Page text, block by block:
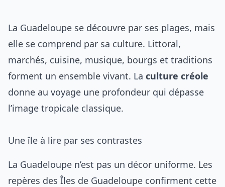
La Guadeloupe se découvre par ses plages, mais
elle se comprend par sa culture. Littoral,
marchés, cuisine, musique, bourgs et traditions
forment un ensemble vivant. La culture créole
donne au voyage une profondeur qui dépasse
l’image tropicale classique.
Une île à lire par ses contrastes
La Guadeloupe n’est pas un décor uniforme. Les
repères des Îles de Guadeloupe confirment cette